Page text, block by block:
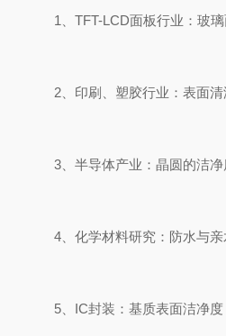
1、TFT-LCD面板行业：玻
2、印刷、塑胶行业：表面
3、半导体产业：晶圆的洁
4、化学材料研究：防水与
5、IC封装：基质表面洁净